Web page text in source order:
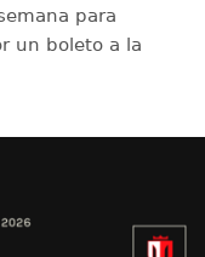
para
un boleto a la